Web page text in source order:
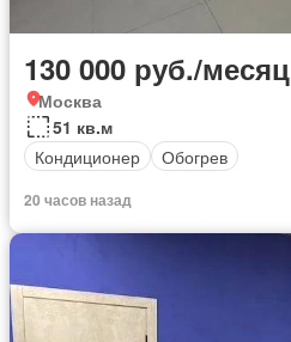
130 000 руб./месяц
Москва
51 кв.м
Кондиционер
Обогрев
20 часов назад